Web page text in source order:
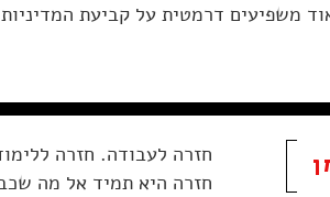
משפיעים דרמטית על קביעת
חזרה לעבודה. חזרה
חזרה היא תמיד אל מה